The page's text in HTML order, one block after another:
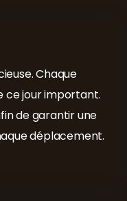
Chaque
ce jour important.
de garantir une
déplacement.